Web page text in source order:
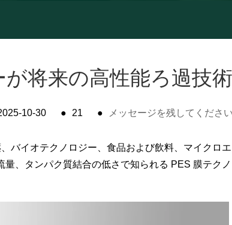
将来の高性能ろ過技
10-30 ● 21 ● メッセージを残してください
バイオテクノロジー、食品および飲料、マイクロ
、タンパク質結合の低さで知られる PES 膜テク